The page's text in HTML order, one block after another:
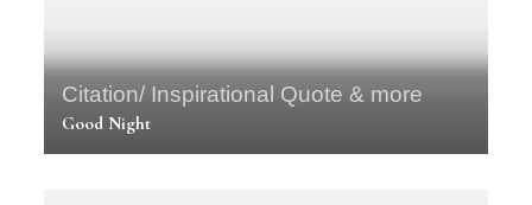
Citation/ Inspirational Quote & more
Good Night